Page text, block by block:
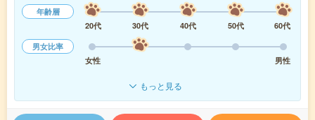
年齢層
20代
30代 40代 50代
60代
男女比率
女性
男性
もっと見る